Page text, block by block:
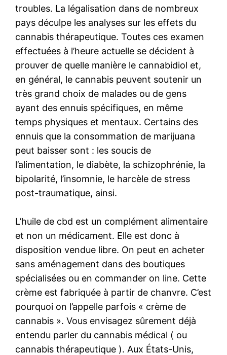
troubles. La légalisation dans de nombreux
pays déculpe les analyses sur les effets du
cannabis thérapeutique. Toutes ces examen
effectuées à l’heure actuelle se décident à
prouver de quelle manière le cannabidiol et,
en général, le cannabis peuvent soutenir un
très grand choix de malades ou de gens
ayant des ennuis spécifiques, en même
temps physiques et mentaux. Certains des
ennuis que la consommation de marijuana
peut baisser sont : les soucis de
l’alimentation, le diabète, la schizophrénie, la
bipolarité, l’insomnie, le harcèle de stress
post-traumatique, ainsi.
L’huile de cbd est un complément alimentaire
et non un médicament. Elle est donc à
disposition vendue libre. On peut en acheter
sans aménagement dans des boutiques
spécialisées ou en commander on line. Cette
crème est fabriquée à partir de chanvre. C’est
pourquoi on l’appelle parfois « crème de
cannabis ». Vous envisagez sûrement déjà
entendu parler du cannabis médical ( ou
cannabis thérapeutique ). Aux États-Unis,